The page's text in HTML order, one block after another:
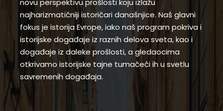
novu perspektivu prošlosti koju izlažu
najharizmatičniji istoričari današnjice. Naš glavni
fokus je istorija Evrope, iako naš program pokriva i
istorijske događaje iz raznih delova sveta, kao i
događaje iz daleke prošlosti, a gledaocima
otkrivamo istorijske tajne tumačeći ih u svetlu
savremenih događaja.